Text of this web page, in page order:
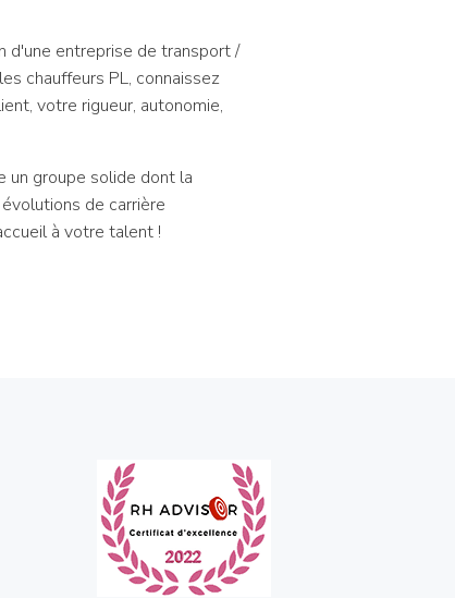
d'une entreprise de transport /
chauffeurs PL, connaissez
votre rigueur, autonomie,
un groupe solide dont la
de carrière
à votre talent !